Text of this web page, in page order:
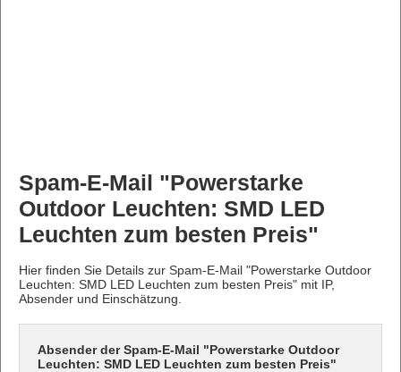
Spam-E-Mail "Powerstarke
Outdoor Leuchten: SMD LED
Leuchten zum besten Preis"
Hier finden Sie Details zur Spam-E-Mail "Powerstarke Outdoor
Leuchten: SMD LED Leuchten zum besten Preis" mit IP,
Absender und Einschätzung.
Absender der Spam-E-Mail "Powerstarke Outdoor
Leuchten: SMD LED Leuchten zum besten Preis"